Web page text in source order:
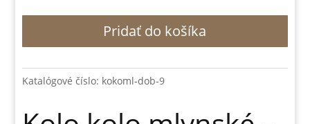
množstvo
kolo
-
autorov
Pridať do košíka
Katalógové číslo: kokoml-dob-9